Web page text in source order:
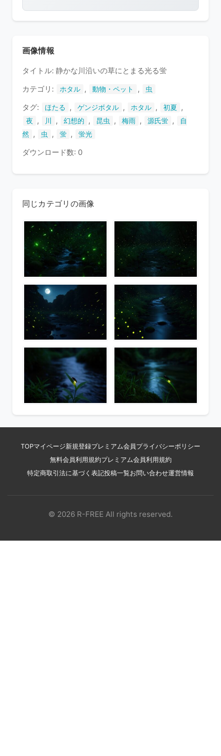
護
い
ま
画像情報
タイトル: 静かな川沿いの草にとまる光る蛍
カテゴリ:
ホタル , 動物・ペット , 虫
タグ: ほたる , ゲンジボタル , ホタル , 初夏 ,
夜 , 川 , 幻想的 , 昆虫 , 梅雨 , 源氏蛍 ,
自
然
, 虫 , 蛍 , 蛍光
ダウンロード数: 0
同じカテゴリの画像
TOPマイページ新規登録プレミアム会員 プライバシーポリシー
無料会員利用規約プレミアム会員利用規約
特定商取引法に基づく表記投稿一覧お問い合わせ運営情報
© 2026 R-FREE All rights reserved.